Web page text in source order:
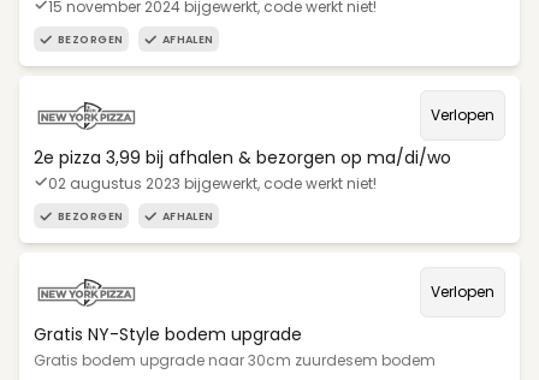
15 november 2024 bijgewerkt, code werkt niet!
BEZORGEN AFHALEN
Verlopen
2e pizza 3,99 bij afhalen & bezorgen op ma/di/wo
02 augustus 2023 bijgewerkt, code werkt niet!
BEZORGEN AFHALEN
Verlopen
Gratis NY-Style bodem upgrade
Gratis bodem upgrade naar 30cm zuurdesem bodem